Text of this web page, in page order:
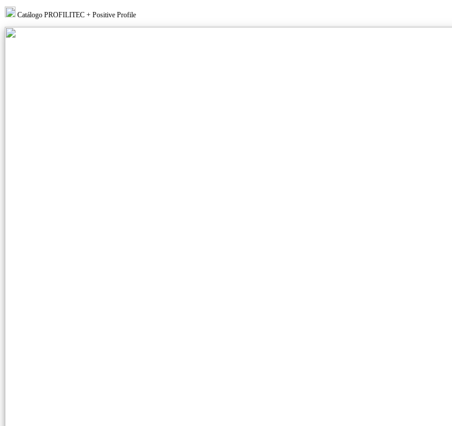
Catálogo PROFILITEC + Positive Profile